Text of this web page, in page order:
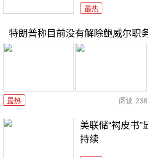
最热
特朗普称目前没有解除鲍威尔职
最热 阅读
美联储“褐皮书
持续